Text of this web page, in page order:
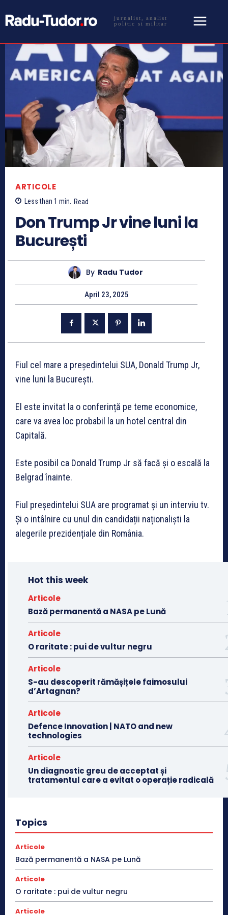
jurnalist, analist
politic si militar
ARTICOLE
Less than 1 min. Read
Don Trump Jr vine luni la
București
By Radu Tudor
April 23, 2025
Fiul cel mare a președintelui SUA, Donald Trump Jr,
vine luni la București.
El este invitat la o conferință pe teme economice,
care va avea loc probabil la un hotel central din
Capitală.
Este posibil ca Donald Trump Jr să facă și o escală la
Belgrad înainte.
Fiul președintelui SUA are programat și un interviu tv.
Și o intâlnire cu unul din candidații naționaliști la
alegerile prezidențiale din România.
Hot this week
Articole
Bază permanentă a NASA pe Lună
Articole
O raritate : pui de vultur negru
Articole
S-au descoperit rămășițele faimosului
d’Artagnan?
Articole
Defence Innovation | NATO and new
technologies
Articole
Un diagnostic greu de acceptat și
tratamentul care a evitat o operație radicală
Topics
Articole
Bază permanentă a NASA pe Lună
Articole
O raritate : pui de vultur negru
Articole